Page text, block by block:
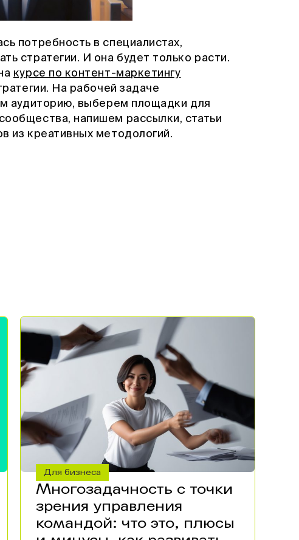
потребность в специалистах,
стратегии. И она будет только расти.
курсе по контент-маркетингу
На рабочей задаче
аудиторию, выберем площадки для
напишем рассылки, статьи
из креативных методологий.
Для бизнеса
Многозадачность с точки
зрения управления
командой: что это, плюсы